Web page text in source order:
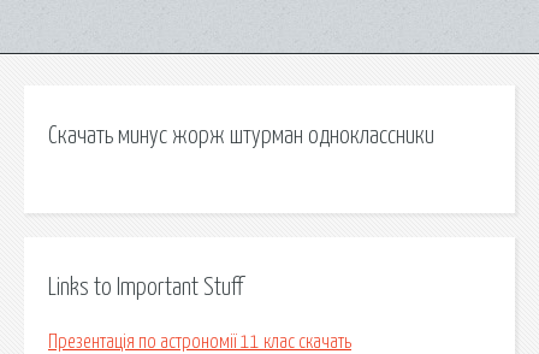
Скачать минус жорж штурман одноклассники
Links to Important Stuff
Презентація по астрономії 11 клас скачать